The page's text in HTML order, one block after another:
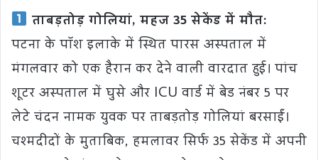
ताबड़तोड़ गोलियां, महज 35 सेकेंड में मौत:
पटना के पॉश इलाके में स्थित पारस अस्पताल में
मंगलवार को एक हैरान कर देने वाली वारदात हुई। पांच
शूटर अस्पताल में घुसे और ICU वार्ड में बेड नंबर 5 पर
लेटे चंदन नामक युवक पर ताबड़तोड़ गोलियां बरसाईं।
चश्मदीदों के मुताबिक, हमलावर सिर्फ 35 सेकेंड में अपनी